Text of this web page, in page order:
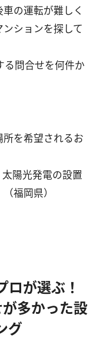
の運転が難しく
ションを探して
る問合せを何件か
所を希望されるお
陽光発電の設置
福岡県）
ロが選ぶ！
が多かった設
グ